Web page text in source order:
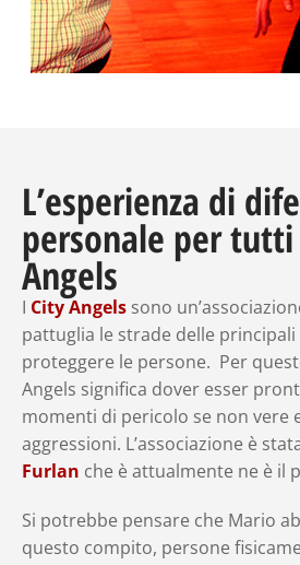
L’esperienza di
personale per
Angels
I City Angels sono
pattuglia le strade delle
proteggere le persone. Per
Angels significa dover esser
momenti di pericolo se non vere
aggressioni. L’associazione è
Furlan che è attualmente ne è il
Si potrebbe pensare che Mario
questo compito, persone